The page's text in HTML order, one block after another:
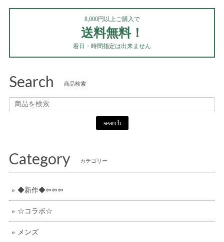
8,000円以上ご購入で
送料無料！
着日・時間指定は出来ません
Search 商品検索
search
Category カテゴリー
◆新作◆⇦⇦⇦
☆コラボ☆
メンズ